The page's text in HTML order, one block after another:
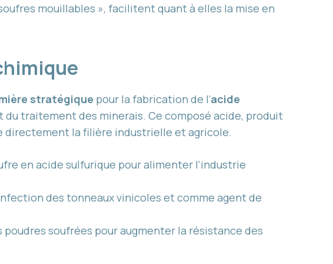
mouillables », facilitent quant à elles la mise en
stratégique pour la fabrication de l’acide
traitement des minerais. Ce composé acide, produit
directement la filière industrielle et agricole.
en acide sulfurique pour alimenter l’industrie
des tonneaux vinicoles et comme agent de
soufrées pour augmenter la résistance des